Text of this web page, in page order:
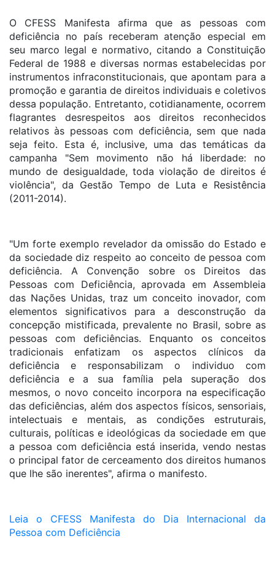
O CFESS Manifesta afirma que as pessoas com
deficiência no país receberam atenção especial em
seu marco legal e normativo, citando a Constituição
Federal de 1988 e diversas normas estabelecidas por
instrumentos infraconstitucionais, que apontam para a
promoção e garantia de direitos individuais e coletivos
dessa população. Entretanto, cotidianamente, ocorrem
flagrantes desrespeitos aos direitos reconhecidos
relativos às pessoas com deficiência, sem que nada
seja feito. Esta é, inclusive, uma das temáticas da
campanha "Sem movimento não há liberdade: no
mundo de desigualdade, toda violação de direitos é
violência", da Gestão Tempo de Luta e Resistência
(2011-2014).
"Um forte exemplo revelador da omissão do Estado e
da sociedade diz respeito ao conceito de pessoa com
deficiência. A Convenção sobre os Direitos das
Pessoas com Deficiência, aprovada em Assembleia
das Nações Unidas, traz um conceito inovador, com
elementos significativos para a desconstrução da
concepção mistificada, prevalente no Brasil, sobre as
pessoas com deficiências. Enquanto os conceitos
tradicionais enfatizam os aspectos clínicos da
deficiência e responsabilizam o individuo com
deficiência e a sua família pela superação dos
mesmos, o novo conceito incorpora na especificação
das deficiências, além dos aspectos físicos, sensoriais,
intelectuais e mentais, as condições estruturais,
culturais, políticas e ideológicas da sociedade em que
a pessoa com deficiência está inserida, vendo nestas
o principal fator de cerceamento dos direitos humanos
que lhe são inerentes", afirma o manifesto.
Leia o CFESS Manifesta do Dia Internacional da
Pessoa com Deficiência